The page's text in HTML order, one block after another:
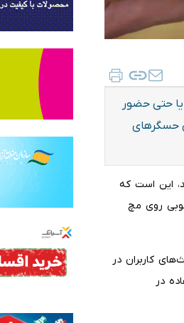
حتی حضور
حسگرهای
این است که
روی مچ
کاربران در
در